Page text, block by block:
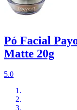
Pó Facial
Matte 20g
5.0